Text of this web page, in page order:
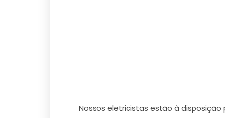
Nossos eletricistas estão à disposição